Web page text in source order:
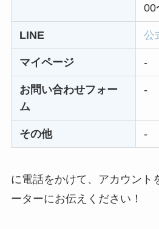
00
LINE 公
マイページ -
お問い合わせフォー
ム
-
その他 -
に電話をかけて、アカウント
ーターにお伝えください！